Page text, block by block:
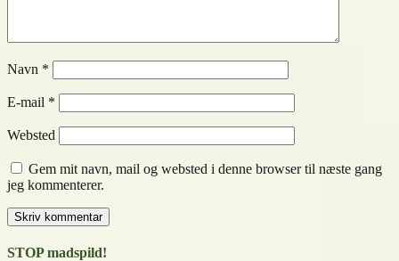
Navn *
E-mail *
Websted
Gem mit navn, mail og websted i denne browser til næste gang
jeg kommenterer.
STOP madspild!